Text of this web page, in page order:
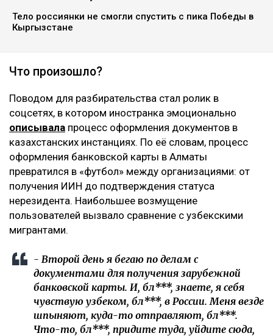
Тело россиянки не смогли спустить с пика Победы в
Кыргызстане
Что произошло?
Поводом для разбирательства стал ролик в
соцсетях, в котором иностранка эмоционально
описывала процесс оформления документов в
казахстанских инстанциях. По её словам, процесс
оформления банковской карты в Алматы
превратился в «футбол» между организациями: от
получения ИИН до подтверждения статуса
нерезидента. Наибольшее возмущение
пользователей вызвало сравнение с узбекскими
мигрантами.
- Второй день я бегаю по делам с
документами для получения зарубежной
банковской карты. И, бл***, знаете, я себя
чувствую узбеком, бл***, в России. Меня везде
шпыняют, куда-то отправляют, бл***.
Что-то, бл***, придите туда, уйдите сюда,